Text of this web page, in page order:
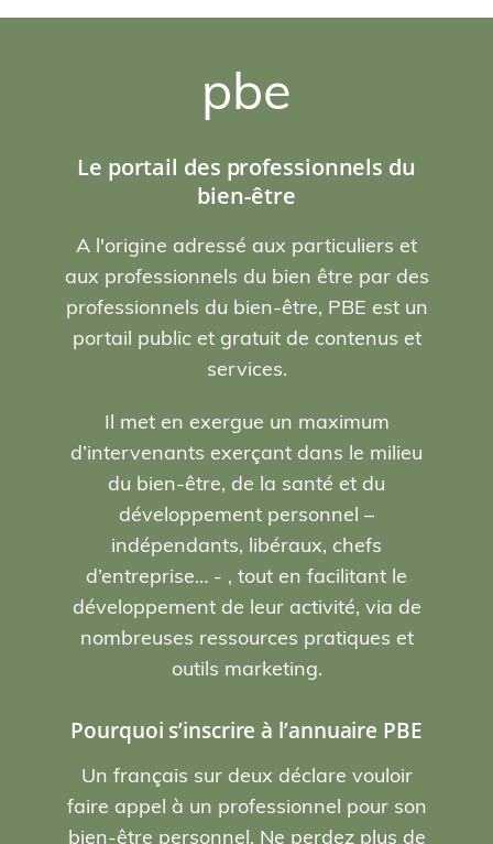
pbe
Le portail des professionnels du
bien-être
A l'origine adressé aux particuliers et
aux professionnels du bien être par des
professionnels du bien-être, PBE est un
portail public et gratuit de contenus et
services.
Il met en exergue un maximum
d’intervenants exerçant dans le milieu
du bien-être, de la santé et du
développement personnel –
indépendants, libéraux, chefs
d’entreprise… - , tout en facilitant le
développement de leur activité, via de
nombreuses ressources pratiques et
outils marketing.
Pourquoi s’inscrire à l’annuaire PBE
Un français sur deux déclare vouloir
faire appel à un professionnel pour son
bien-être personnel. Ne perdez plus de